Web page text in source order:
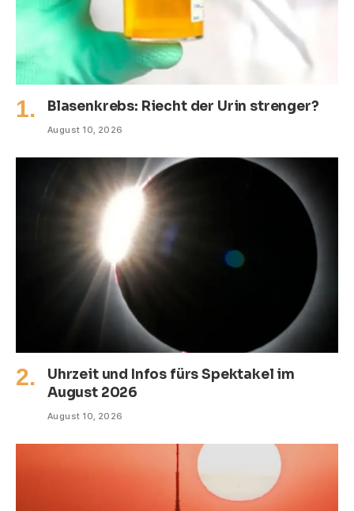
Blasenkrebs: Riecht der Urin strenger?
August 10, 2026
Uhrzeit und Infos fürs Spektakel im
August 2026
August 10, 2026